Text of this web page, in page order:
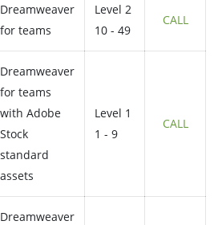
Dreamweaver
for teams
Level 2
10 - 49
CALL
Dreamweaver
for teams
with Adobe
Stock
standard
assets
Level 1
1 - 9
CALL
Dreamweaver